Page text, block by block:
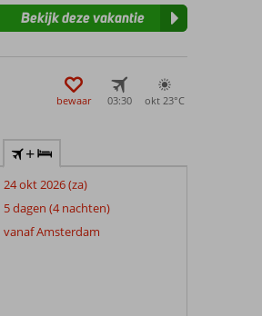
Bekijk deze vakantie
bewaar 03:30 okt 23°C
+
24 okt 2026 (za)
5 dagen (4 nachten)
vanaf Amsterdam